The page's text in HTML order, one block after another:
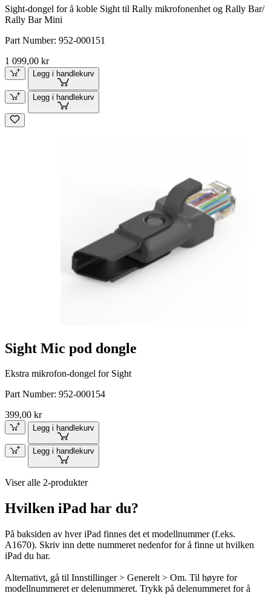
Sight-dongel for å koble Sight til Rally mikrofonenhet og Rally Bar/
Rally Bar Mini
Part Number: 952-000151
1 099,00 kr
Legg i handlekurv
Legg i handlekurv
Sight Mic pod dongle
Ekstra mikrofon-dongel for Sight
Part Number: 952-000154
399,00 kr
Legg i handlekurv
Legg i handlekurv
Viser alle 2-produkter
Hvilken iPad har du?
På baksiden av hver iPad finnes det et modellnummer (f.eks.
A1670). Skriv inn dette nummeret nedenfor for å finne ut hvilken
iPad du har.
Alternativt, gå til Innstillinger > Generelt > Om. Til høyre for
modellnummeret er delenummeret. Trykk på delenummeret for å